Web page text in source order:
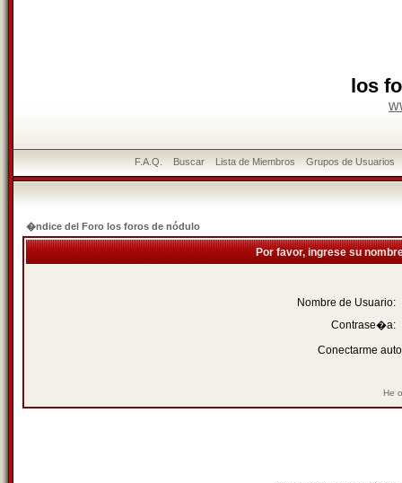
los
F.A.Q. Buscar Lista de Miembros Grupos de Usuarios
�ndice del Foro los foros de nódulo
Por favor, ingrese su
Nombre de Usuario:
Contrase�a:
Conectarme
He